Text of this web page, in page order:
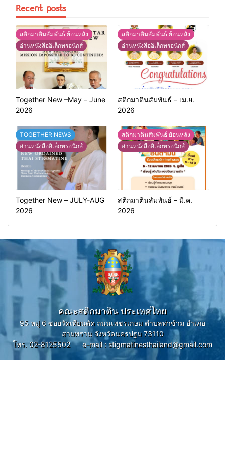
Recent posts
สติกมาตินสัมพันธ์ ย้อนหลัง
อ่านหนังสืออิเล็กทรอนิกส์
Together New –May – June
2026
สติกมาตินสัมพันธ์ ย้อนหลัง
อ่านหนังสืออิเล็กทรอนิกส์
สติกมาตินสัมพันธ์ – เม.ย.
2026
TOGETHER NEWS
อ่านหนังสืออิเล็กทรอนิกส์
Together New – JULY-AUG
2026
สติกมาตินสัมพันธ์ ย้อนหลัง
อ่านหนังสืออิเล็กทรอนิกส์
สติกมาตินสัมพันธ์ – มี.ค.
2026
คณะสติกมาติน ประเทศไทย
95 หมู่ 6 ซอยวัดเทียนดัด ถนนเพชรเกษม ตำบลท่าข้าม อำเภอ
สามพราน จังหวัดนครปฐม 73110
โทร. 02-8125502 e-mail : stigmatinesthailand@gmail.com